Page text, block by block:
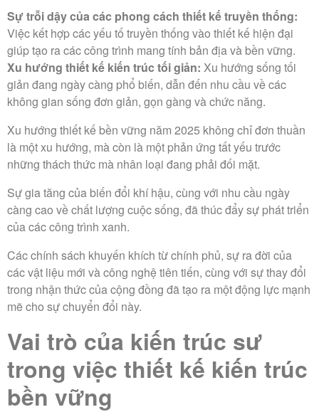
Sự trỗi dậy của các phong cách thiết kế truyền thống:
Việc kết hợp các yếu tố truyền thống vào thiết kế hiện đại
giúp tạo ra các công trình mang tính bản địa và bền vững.
Xu hướng thiết kế kiến trúc tối giản: Xu hướng sống tối
giản đang ngày càng phổ biến, dẫn đến nhu cầu về các
không gian sống đơn giản, gọn gàng và chức năng.
Xu hướng thiết kế bền vững năm 2025 không chỉ đơn thuần
là một xu hướng, mà còn là một phản ứng tất yếu trước
những thách thức mà nhân loại đang phải đối mặt.
Sự gia tăng của biến đổi khí hậu, cùng với nhu cầu ngày
càng cao về chất lượng cuộc sống, đã thúc đẩy sự phát triển
của các công trình xanh.
Các chính sách khuyến khích từ chính phủ, sự ra đời của
các vật liệu mới và công nghệ tiên tiến, cùng với sự thay đổi
trong nhận thức của cộng đồng đã tạo ra một động lực mạnh
mẽ cho sự chuyển đổi này.
Vai trò của kiến trúc sư
trong việc thiết kế kiến trúc
bền vững